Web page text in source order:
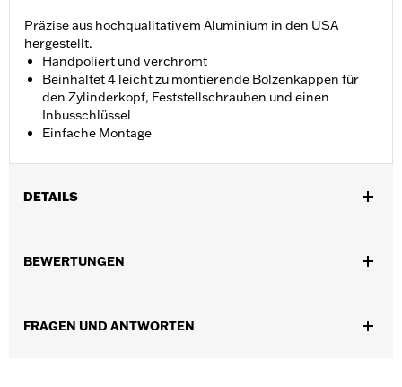
Präzise aus hochqualitativem Aluminium in den USA
hergestellt.
Handpoliert und verchromt
Beinhaltet 4 leicht zu montierende Bolzenkappen für
den Zylinderkopf, Feststellschrauben und einen
Inbusschlüssel
Einfache Montage
DETAILS
Modelle ’99–’17.
In der Box: 4 Bolzenkappen für Zylinderkopf, 4
BEWERTUNGEN
FRAGEN UND ANTWORTEN